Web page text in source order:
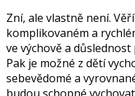
Zní, ale vlastně není.
komplikovaném a
ve výchově a
Pak je možné z dětí
sebevědomé a